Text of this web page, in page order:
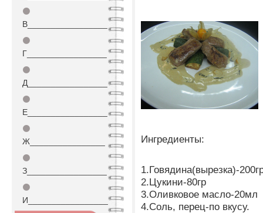
⚫
В_________________
⚫
Г_________________
⚫
Д_________________
⚫
Е_________________
⚫
Ж________________
⚫
З_________________
⚫
И_________________
Ингредиенты:
1.Говядина(вырезка)-
2.Цукини-80гр
3.Оливковое масло-20мл
4.Соль, перец-по вкусу.